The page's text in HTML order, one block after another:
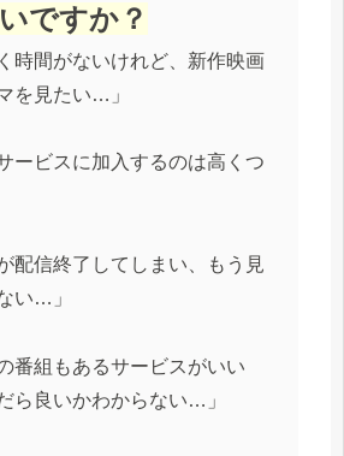
ですか？
時間がないけれど、新作映画
を見たい…」
ービスに加入するのは高くつ
配信終了してしまい、もう見
い…」
番組もあるサービスがいい
ら良いかわからない…」